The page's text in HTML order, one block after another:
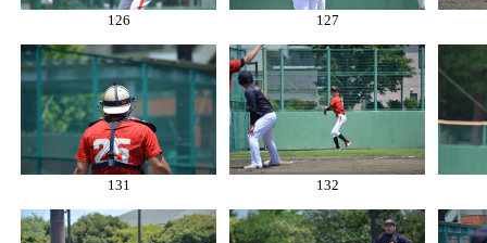
126 127
131 132